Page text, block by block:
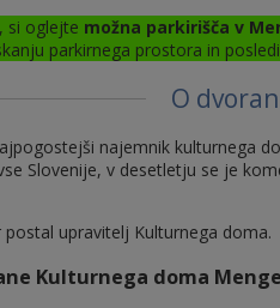
si oglejte možna parkirišča v
parkirnega prostora in
O
najemnik kulturnega
Slovenije, v desetletju se je
upravitelj Kulturnega doma.
Kulturnega doma